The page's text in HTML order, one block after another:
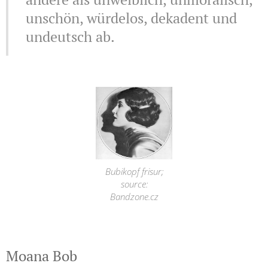
unschön, würdelos, dekadent und
undeutsch ab.
Bubikopf frisur;
source:
Bandzone.cz
Moana Bob